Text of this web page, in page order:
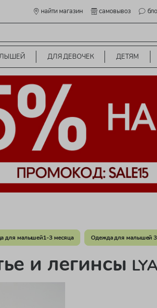
найти магазин самовывоз
ДЛЯ ДЕВОЧЕК ДЕТЯМ
для малышей1-3 месяца Одежда для малышей
и легинсы